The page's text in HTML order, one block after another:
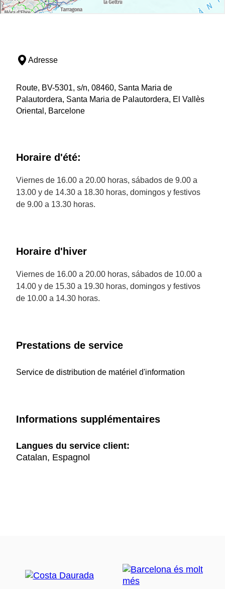
Adresse
Route, BV-5301, s/n, 08460, Santa Maria de
Palautordera, Santa Maria de Palautordera, El Vallès
Oriental, Barcelone
Horaire d'été:
Viernes de 16.00 a 20.00 horas, sábados de 9.00 a
13.00 y de 14.30 a 18.30 horas, domingos y festivos
de 9.00 a 13.30 horas.
Horaire d'hiver
Viernes de 16.00 a 20.00 horas, sábados de 10.00 a
14.00 y de 15.30 a 19.30 horas, domingos y festivos
de 10.00 a 14.30 horas.
Prestations de service
Service de distribution de matériel d'information
Informations supplémentaires
Langues du service client:
Catalan, Espagnol